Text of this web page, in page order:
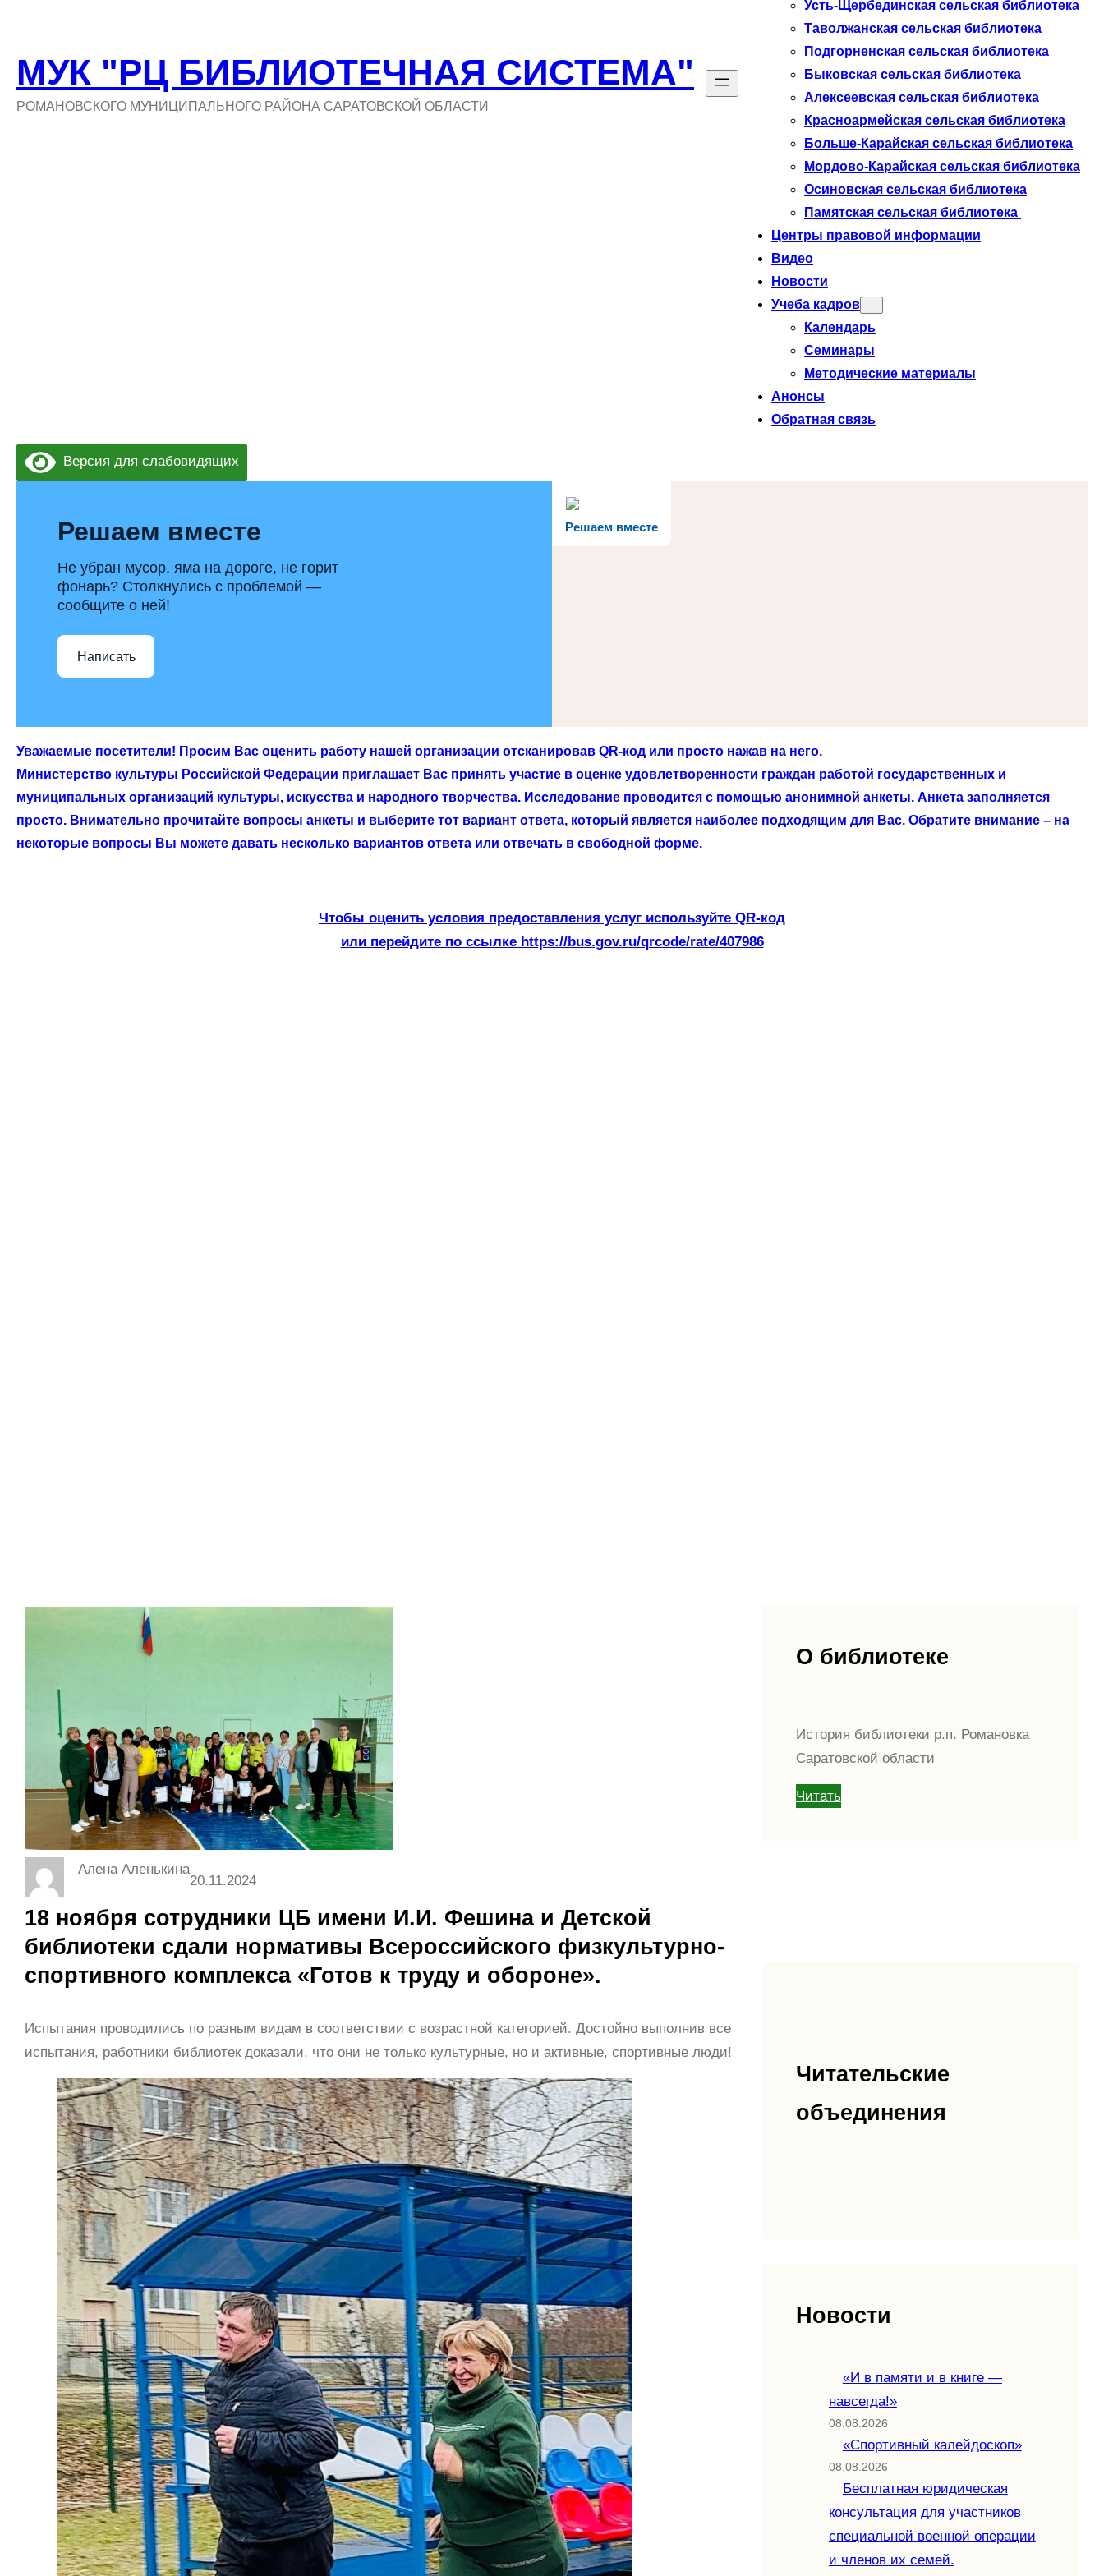
МУК "РЦ БИБЛИОТЕЧНАЯ СИСТЕМА"
РОМАНОВСКОГО МУНИЦИПАЛЬНОГО РАЙОНА САРАТОВСКОЙ ОБЛАСТИ
Усть-Щербединская сельская библиотека
Таволжанская сельская библиотека
Подгорненская сельская библиотека
Быковская сельская библиотека
Алексеевская сельская библиотека
Красноармейская сельская библиотека
Больше-Карайская сельская библиотека
Мордово-Карайская сельская библиотека
Осиновская сельская библиотека
Памятская сельская библиотека
Центры правовой информации
Видео
Новости
Учеба кадров
Календарь
Семинары
Методические материалы
Анонсы
Обратная связь
Версия для слабовидящих
Решаем вместе
Решаем вместе
Не убран мусор, яма на дороге, не горит
фонарь? Столкнулись с проблемой —
сообщите о ней!
Написать
Уважаемые посетители! Просим Вас оценить работу нашей организации отсканировав QR-код или просто нажав на него.
Министерство культуры Российской Федерации приглашает Вас принять участие в оценке удовлетворенности граждан работой государственных и
муниципальных организаций культуры, искусства и народного творчества. Исследование проводится с помощью анонимной анкеты. Анкета заполняется
просто. Внимательно прочитайте вопросы анкеты и выберите тот вариант ответа, который является наиболее подходящим для Вас. Обратите внимание – на
некоторые вопросы Вы можете давать несколько вариантов ответа или отвечать в свободной форме.
Чтобы оценить условия предоставления услуг используйте QR-код
или перейдите по ссылке https://bus.gov.ru/qrcode/rate/407986
Алена Аленькина
20.11.2024
18 ноября сотрудники ЦБ имени И.И. Фешина и Детской
библиотеки сдали нормативы Всероссийского физкультурно-
спортивного комплекса «Готов к труду и обороне».
Испытания проводились по разным видам в соответствии с возрастной категорией. Достойно выполнив все
испытания, работники библиотек доказали, что они не только культурные, но и активные, спортивные люди!
О библиотеке
История библиотеки р.п. Романовка
Саратовской области
Читать
Читательские
объединения
Новости
«И в памяти и в книге —
навсегда!»
08.08.2026
«Спортивный калейдоскоп»
08.08.2026
Бесплатная юридическая
консультация для участников
специальной военной операции
и членов их семей.